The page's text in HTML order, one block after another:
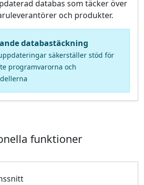
databas som täcker över
och produkter.
databastäckning
säkerställer stöd för
programvarorna och
funktioner